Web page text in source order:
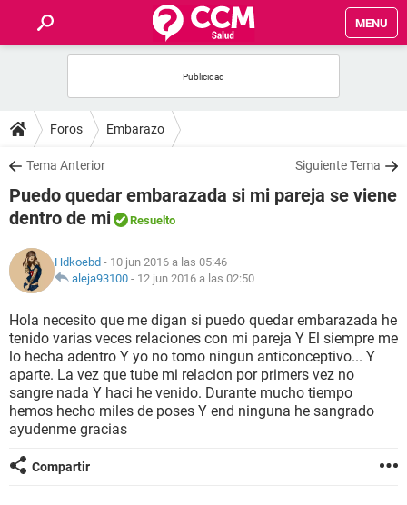
MENU
FOROS
SALUD
FAMILIA
NUTRICIÓN
SEXUALIDAD
GLOSARIO
Foros Embarazo
Tema Anterior Siguiente Tema
Puedo quedar embarazada si mi pareja se viene
dentro de mi
Resuelto
Hdkoebd - 10 jun 2016 a las 05:46
aleja93100 - 12 jun 2016 a las 02:50
Hola necesito que me digan si puedo quedar embarazada he
tenido varias veces relaciones con mi pareja Y El siempre me
lo hecha adentro Y yo no tomo ningun anticonceptivo... Y
aparte. La vez que tube mi relacion por primers vez no
sangre nada Y haci he venido. Durante mucho tiempo
hemos hecho miles de poses Y end ninguna he sangrado
ayudenme gracias
Compartir